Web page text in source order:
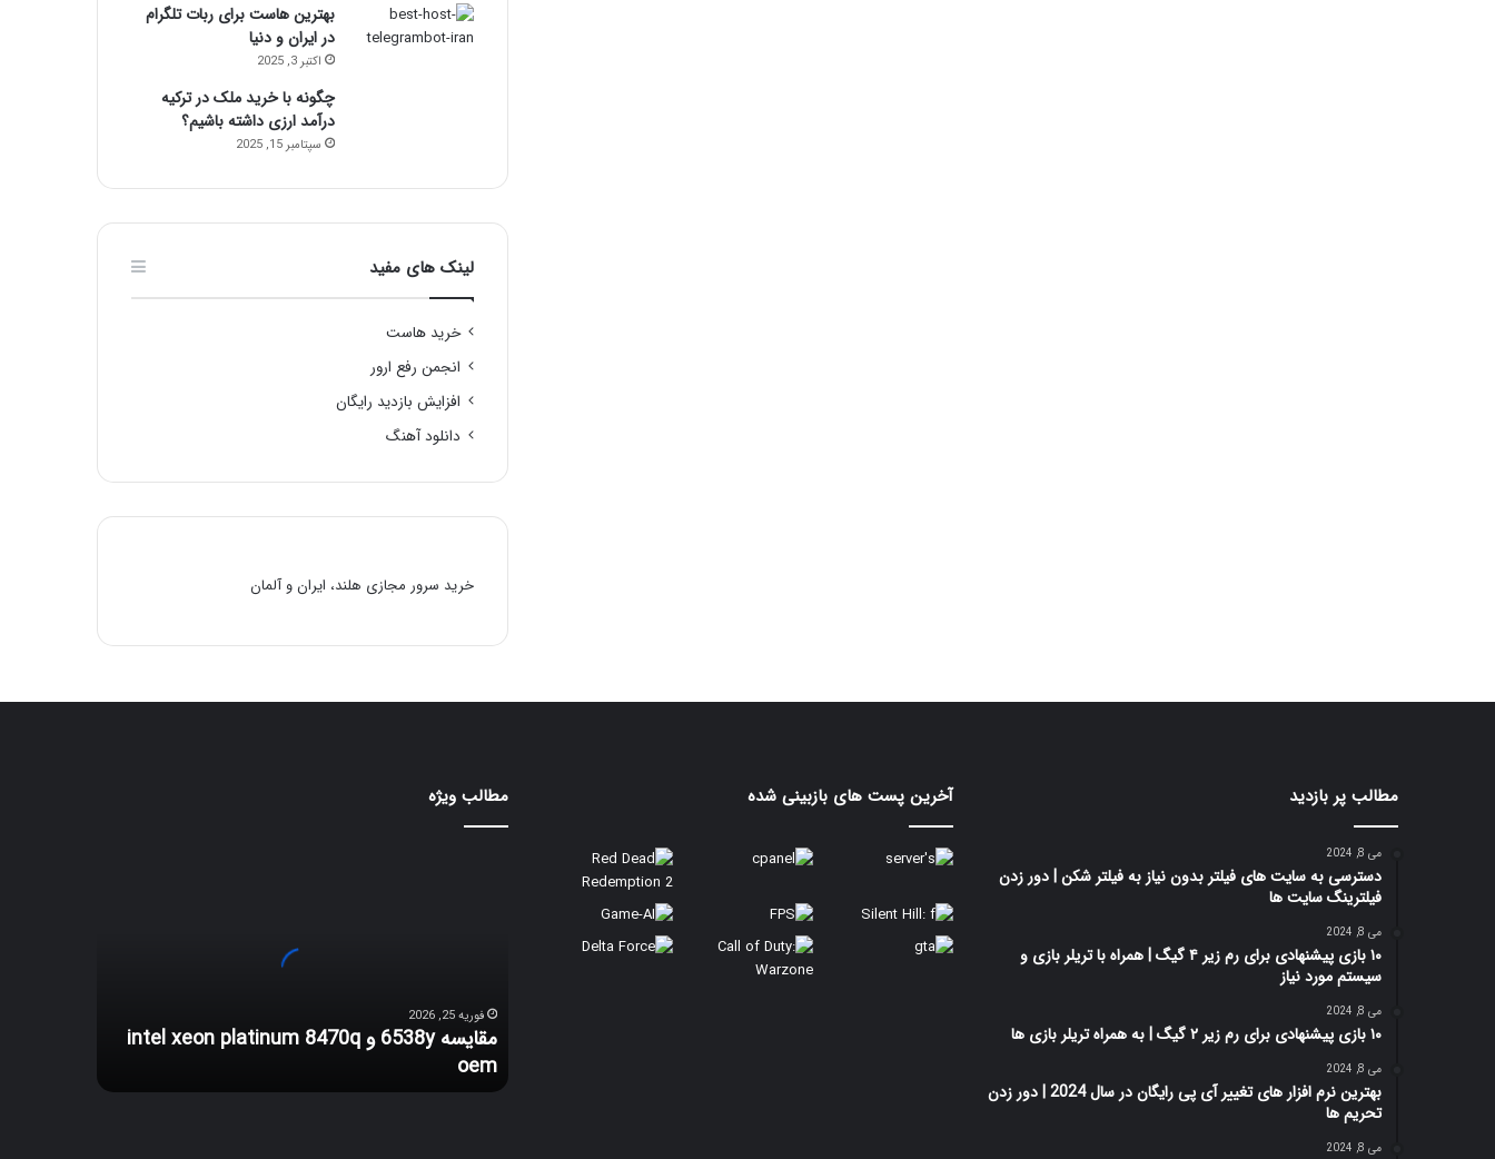
بهترین هاست برای ربات تلگرام
در ایران و دنیا
اکتبر 3, 2025
چگونه با خرید ملک در ترکیه
درآمد ارزی داشته باشیم؟
سپتامبر 15, 2025
لینک های مفید
خرید هاست
انجمن رفع ارور
افزایش بازدید رایگان
دانلود آهنگ
خرید سرور مجازی هلند، ایران و آلمان
مطالب پر بازدید
می 8, 2024
دسترسی به سایت های فیلتر بدون نیاز به فیلتر شکن | دور زدن
فیلترینگ سایت ها
می 8, 2024
۱۰ بازی پیشنهادی برای رم زیر ۴ گیگ | همراه با تریلر بازی و
سیستم مورد نیاز
می 8, 2024
۱۰ بازی پیشنهادی برای رم زیر ۲ گیگ | به همراه تریلر بازی ها
می 8, 2024
بهترین نرم افزار های تغییر آی پی رایگان در سال 2024 | دور زدن
تحریم ها
می 8, 2024
آخرین پست های بازبینی شده مطالب ویژه
oemفوریه 25, 2026
مقایسه 6538y و intel xeon platinum 8470q
oem